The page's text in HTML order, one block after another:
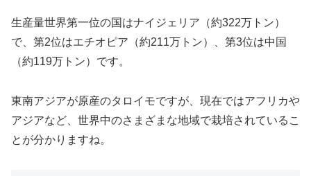
生産量世界第一位の国はナイジェリア（約322万トン）
で、第2位はエチオピア（約211万トン）、第3位は中国
（約119万トン）です。
東南アジアが原産のタロイモですが、現在ではアフリカや
アジアなど、世界中のさまざまな地域で栽培されているこ
とが分かりますね。